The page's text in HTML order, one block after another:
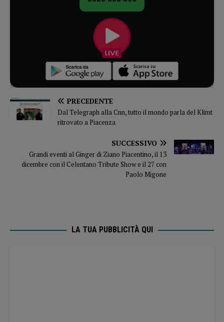
PRECEDENTE
Dal Telegraph alla Cnn, tutto il mondo parla del Klimt
ritrovato a Piacenza
SUCCESSIVO
Grandi eventi al Ginger di Ziano Piacentino, il 13
dicembre con il Celentano Tribute Show e il 27 con
Paolo Migone
LA TUA PUBBLICITÀ QUI